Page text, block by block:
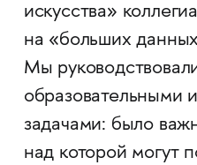
искусства»
на «больших
Мы
образовательными
задачами: было
над которой могут